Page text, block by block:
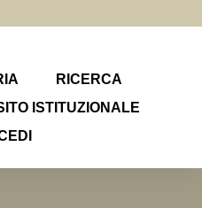
RICERCA
ISTITUZIONALE